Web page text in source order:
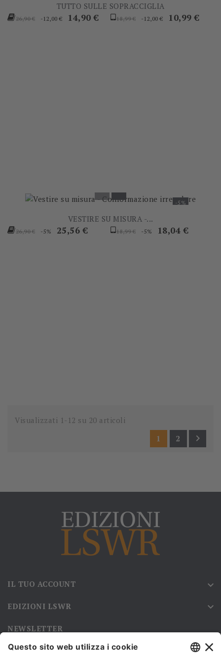
TUTTO SULLE SOPRACCIGLIA
Prezzo
26,90 € -12,00 € Prezzo
14,90 €
Prezzo
18,99 € -12,00 € Prezzo
10,99 €
-5%
VESTIRE SU MISURA -...
Prezzo
26,90 € -5% Prezzo
25,56 €
Prezzo
18,99 € -5% Prezzo
18,04 €
Visualizzati 1-12 su 20 articoli
1
2 
IL TUO ACCOUNT 
EDIZIONI LSWR 
NEWSLETTER
Iscriviti alla nostra newsletter e rimani sempre aggiornato sulle